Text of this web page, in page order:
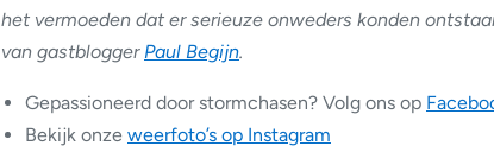
het vermoeden dat er serieuze onweders konden
van gastblogger Paul Begijn.
Gepassioneerd door stormchasen? Volg ons op
Bekijk onze weerfoto’s op Instagram